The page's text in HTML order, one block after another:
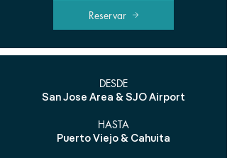
Reservar
DESDE
San Jose Area & SJO Airport
HASTA
Puerto Viejo & Cahuita